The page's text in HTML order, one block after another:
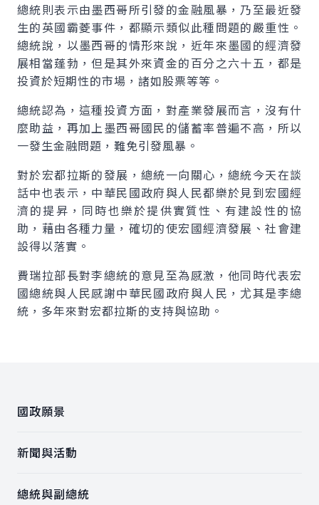
總統則表示由墨西哥所引發的金融風暴，乃至最近發
生的英國霸菱事件，都顯示類似此種問題的嚴重性。
總統說，以墨西哥的情形來說，近年來墨國的經濟發
展相當蓬勃，但是其外來資金的百分之六十五，都是
投資於短期性的市場，諸如股票等等。
總統認為，這種投資方面，對產業發展而言，沒有什
麼助益，再加上墨西哥國民的儲蓄率普遍不高，所以
一發生金融問題，難免引發風暴。
對於宏都拉斯的發展，總統一向關心，總統今天在談
話中也表示，中華民國政府與人民都樂於見到宏國經
濟的提昇，同時也樂於提供實質性、有建設性的協
助，藉由各種力量，確切的使宏國經濟發展、社會建
設得以落實。
費瑞拉部長對李總統的意見至為感激，他同時代表宏
國總統與人民感謝中華民國政府與人民，尤其是李總
統，多年來對宏都拉斯的支持與協助。
國政願景
新聞與活動
總統與副總統